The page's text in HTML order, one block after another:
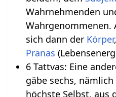
Wahrnehmenden
Wahrgenommenen.
sich dann der Körper
Pranas
6 Tattvas: Eine
gäbe sechs,
höchste Selbst, aus